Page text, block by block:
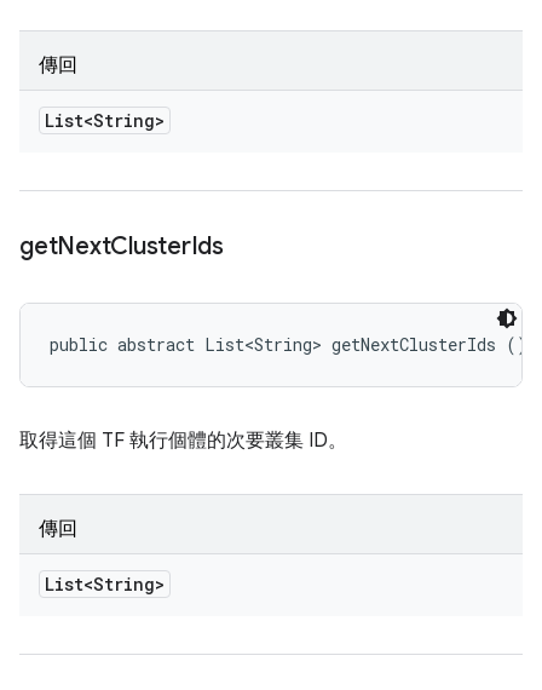
傳回
List<String>
getNextClusterIds
public abstract List<String> getNextClusterIds ()
取得這個 TF 執行個體的次要叢集 ID。
傳回
List<String>